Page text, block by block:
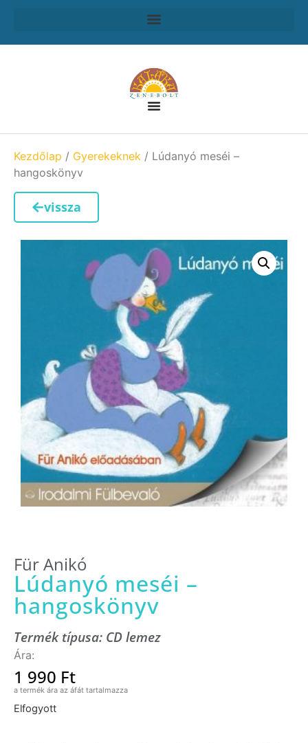
Kezdőlap / Gyerekeknek / Lúdanyó meséi –
hangoskönyv
vissza
Für Anikó
Lúdanyó meséi –
hangoskönyv
Termék típusa: CD lemez
1 990 Ft
Elfogyott